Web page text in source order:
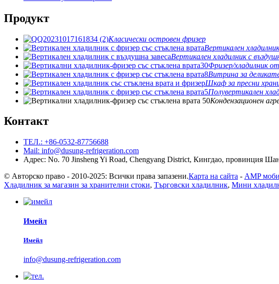
Продукт
Класически островен фризер
Вертикален
Вертикален хладилник с
Фризер/хладилник
Витрина за
Шкаф за пресни
Полувертикален
Кондензационен
Контакт
ТЕЛ.: +86-0532-87756688
Mail: info@dusung-refrigeration.com
Адрес: No. 70 Jinsheng Yi Road, Chengyang District, Кингдао, провинция
© Авторско право - 2010-2025: Всички права запазени.Карта на сайта - AMP
Хладилник за магазин за хранителни стоки, Търговски хладилник, Мини
Имейл
Имейл
info@dusung-refrigeration.com